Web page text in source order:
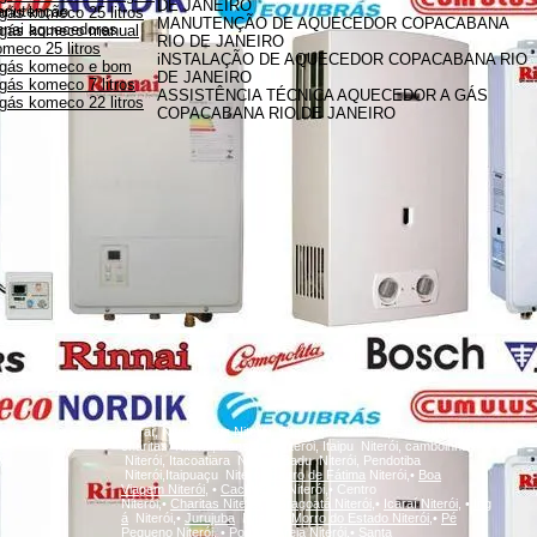
komeco 25 litros
komeco manual
25 litros
komeco e bom
komeco 7 litros
komeco 22 litros
DE JANEIRO
MANUTENÇÃO DE AQUECEDOR COPACABANA
RIO DE JANEIRO
iNSTALAÇÃO DE AQUECEDOR COPACABANA RIO
DE JANEIRO
ASSISTÊNCIA TÉCNICA AQUECEDOR A GÁS
COPACABANA RIO DE JANEIRO
aquecedores
Icaraí, Niterói, ingaNiterói, Santa Rosa Niterói, Centro Niterói,
charitas Niterói, Fonseca Niterói, Itaipu Niterói, camboinhas
Niterói, Itacoatiara Niterói, Badu Niterói, Pendotiba
Niterói,Itaipuaçu Niterói,
Bairro de Fátima Niterói,• Boa
Viagem Niterói, • Cachoeiras
Niterói,• Centro
Niterói,• Charitas Niterói, Gragoatá Niterói, • IcaraíNiterói, •
Ing
á Niterói,• Jurujuba Niterói,• Morro do Estado Niterói, • Pé
Pequeno Niterói,• Ponta d'AreiaNiterói, • Santa